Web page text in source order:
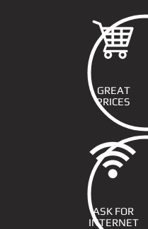
GREAT
PRICES
ASK FOR
INTERNET